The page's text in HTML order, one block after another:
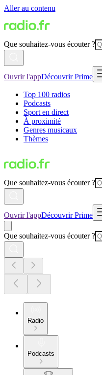
Aller au contenu
Que souhaitez-vous écouter ?
Ouvrir l'appDécouvrir Prime
Top 100 radios
Podcasts
Sport en direct
À proximité
Genres musicaux
Thèmes
Que souhaitez-vous écouter ?
Ouvrir l'appDécouvrir Prime
Que souhaitez-vous écouter ?
Radio
Podcasts